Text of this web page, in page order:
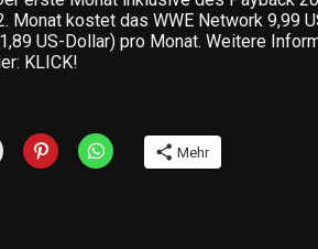
Monat kostet das WWE Network 9,99
US-Dollar) pro Monat. Weitere
KLICK!
Mehr